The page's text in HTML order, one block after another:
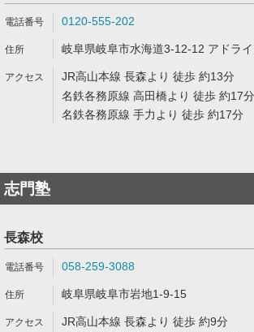
0120-555-202
岐阜県岐阜市水海道3-12-12 アドラ
JR高山本線 長森より 徒歩 約13分
名鉄各務原線 高田橋より 徒歩 約17分
名鉄各務原線 手力より 徒歩 約17分
志門塾
長森校
058-259-3088
岐阜県岐阜市岩地1-9-15
JR高山本線 長森より 徒歩 約9分